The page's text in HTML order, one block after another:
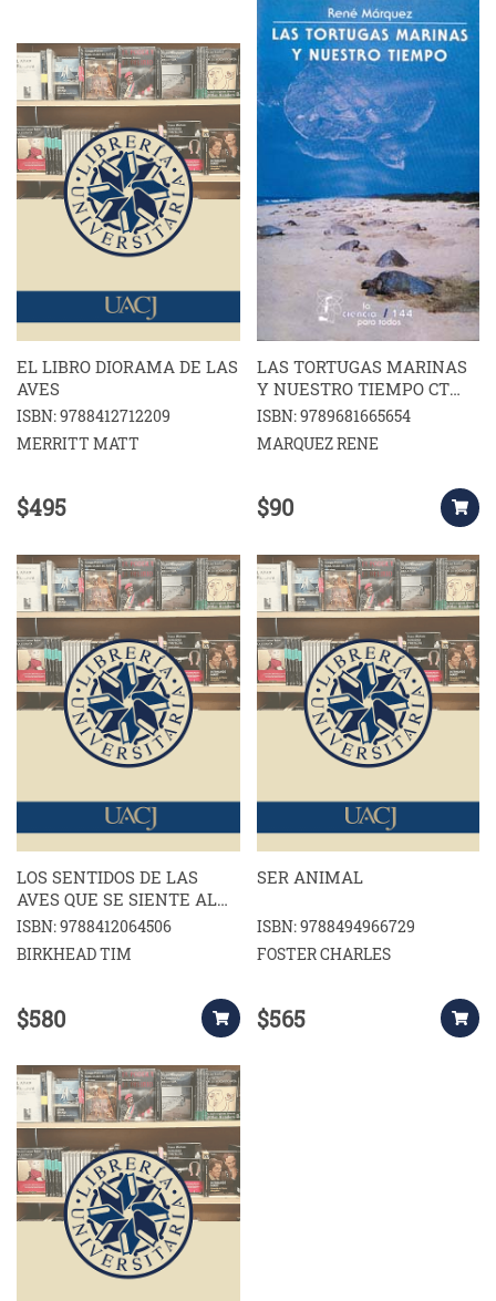
EL LIBRO DIORAMA DE LAS
AVES
ISBN: 9788412712209
MERRITT MATT
$495
LAS TORTUGAS MARINAS
Y NUESTRO TIEMPO CT
144
ISBN: 9789681665654
MARQUEZ RENE
$90
LOS SENTIDOS DE LAS
AVES QUE SE SIENTE AL
SER UN PAJARO
ISBN: 9788412064506
BIRKHEAD TIM
$580
SER ANIMAL
ISBN: 9788494966729
FOSTER CHARLES
$565